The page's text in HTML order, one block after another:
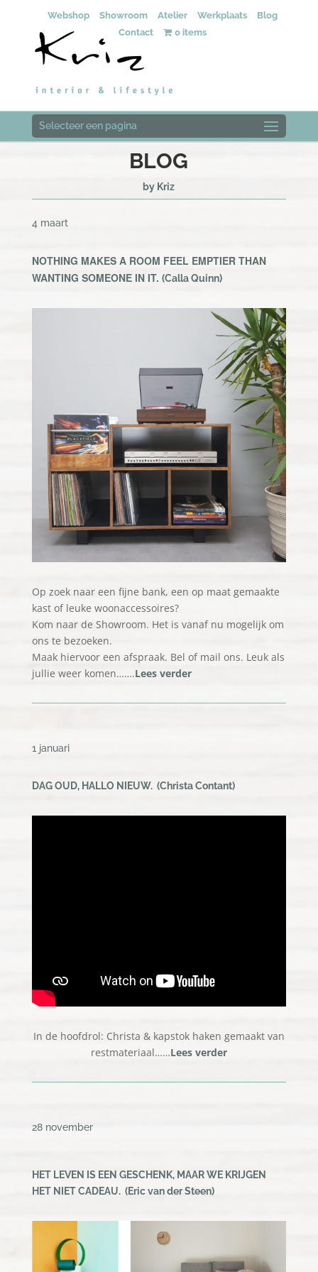
Webshop Showroom Atelier Werkplaats
Blog
Contact
0 items
Selecteer een pagina
BLOG
by Kriz
4 maart
NOTHING MAKES A ROOM FEEL EMPTIER THAN
WANTING SOMEONE IN IT. (Calla Quinn)
Op zoek naar een fijne bank, een op maat gemaakte
kast of leuke woonaccessoires?
Kom naar de Showroom. Het is vanaf nu mogelijk om
ons te bezoeken.
Maak hiervoor een afspraak. Bel of mail ons. Leuk als
jullie weer komen…….Lees verder
1 januari
DAG OUD, HALLO NIEUW. (Christa Contant)
In de hoofdrol: Christa & kapstok haken gemaakt van
restmateriaal……Lees verder
28 november
HET LEVEN IS EEN GESCHENK, MAAR WE KRIJGEN
HET NIET CADEAU. (Eric van der Steen)